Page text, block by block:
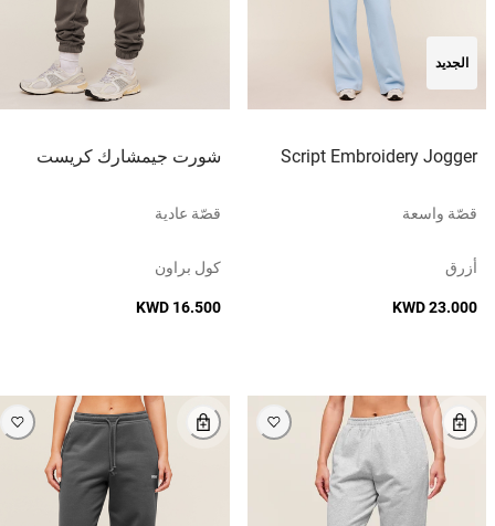
الجديد
Script Embroidery Jogger
قصّة واسعة
أزرق
KWD 23.000
شورت جيمشارك كريست
قصّة عادية
كول براون
KWD 16.500